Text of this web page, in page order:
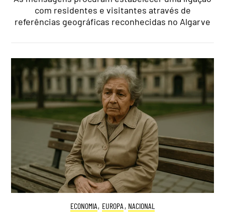
com residentes e visitantes através de
referências geográficas reconhecidas no Algarve
ECONOMIA, EUROPA , NACIONAL